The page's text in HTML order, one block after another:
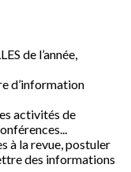
de l’année,
d’information
activités de
à la revue, postuler
des informations